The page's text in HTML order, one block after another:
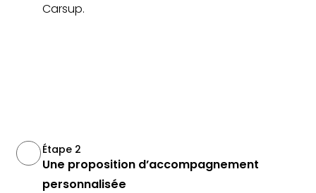
Carsup.
Étape 2
Une proposition d’accompagnement
personnalisée